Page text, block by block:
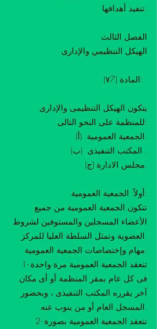
تنفيذ أهدافها.
الفصل الثالث
الهيكل التنظيمي والإدارى
المادة (٧7):
يتكون الهيكل التنظيمى والإدارى
للمنظمة على النحو التالى:
(أ) الجمعية العمومية.
(ب) المكتب التنفيذى .
(ج) مجلس الادارة.
أولاً: الجمعية العمومية:
تتكون الجمعية العمومية من جميع
الأعضاء المسجلين والمستوفين لشروط
العضوية وتمثل السلطة العليا للمركز.
مهام وإختصاصات الجمعية العمومية:
1- تنعقد الجمعية العمومية مرة واحدة
فى كل عام بمقر المنظمة أو أى مكان
آخر يقرره المكتب التنفيذى ، وبحضور
المسجل العام أو من ينوب عنه.
2- تنعقد الجمعية العمومية بصورة